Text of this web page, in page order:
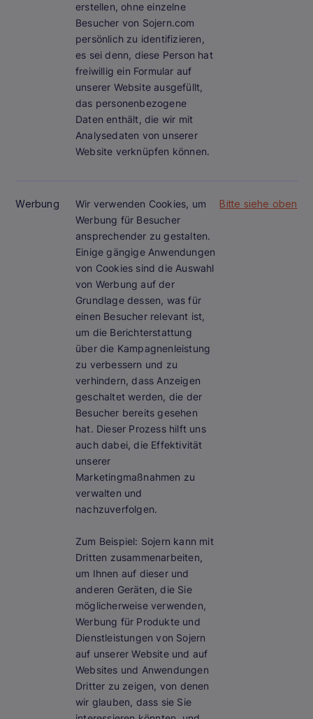
erstellen, ohne einzelne
Besucher von Sojern.com
persönlich zu identifizieren,
es sei denn, diese Person hat
freiwillig ein Formular auf
unserer Website ausgefüllt,
das personenbezogene
Daten enthält, die wir mit
Analysedaten von unserer
Website verknüpfen können.
Werbung
Wir verwenden Cookies, um
Werbung für Besucher
ansprechender zu gestalten.
Einige gängige Anwendungen
von Cookies sind die Auswahl
von Werbung auf der
Grundlage dessen, was für
einen Besucher relevant ist,
um die Berichterstattung
über die Kampagnenleistung
zu verbessern und zu
verhindern, dass Anzeigen
geschaltet werden, die der
Besucher bereits gesehen
hat. Dieser Prozess hilft uns
auch dabei, die Effektivität
unserer
Marketingmaßnahmen zu
verwalten und
nachzuverfolgen.
Zum Beispiel: Sojern kann mit
Dritten zusammenarbeiten,
um Ihnen auf dieser und
anderen Geräten, die Sie
möglicherweise verwenden,
Werbung für Produkte und
Dienstleistungen von Sojern
auf unserer Website und auf
Websites und Anwendungen
Dritter zu zeigen, von denen
wir glauben, dass sie Sie
Bitte siehe oben